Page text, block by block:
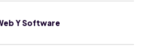
Y Software